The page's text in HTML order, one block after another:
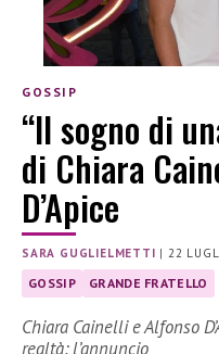
GOSSIP
“Il sogno di
di Chiara
D’Apice
SARA GUGLIELMETTI |22
GOSSIP GRANDE FRATELLO
Chiara Cainelli e Alfonso
realtà: l’annuncio